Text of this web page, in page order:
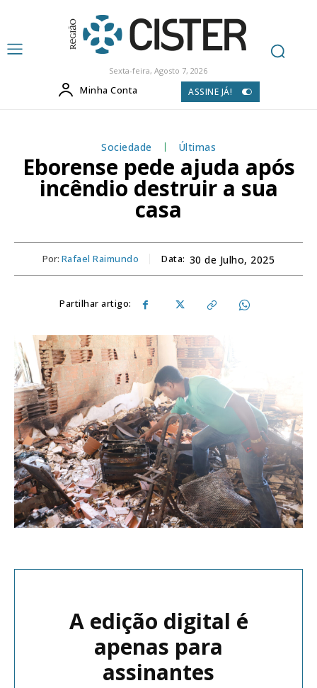
Sexta-feira, Agosto 7, 2026
Minha Conta ASSINE JÁ!
Sociedade Últimas
Eborense pede ajuda após
incêndio destruir a sua
casa
Por: Rafael Raimundo Data: 30 de Julho, 2025
Partilhar artigo:
A edição digital é
apenas para
assinantes